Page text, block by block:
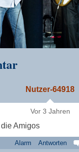
Nutzer-64918
Vor 3 Jahren
Amigos
Alarm Antworten